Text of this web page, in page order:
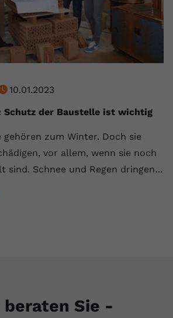
10.01.2023
Schutz der Baustelle ist wichtig
gehören zum Winter. Doch sie
vor allem, wenn sie noch
sind. Schnee und Regen dringen…
beraten Sie -